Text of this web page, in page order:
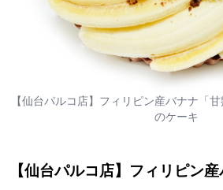
【仙台パルコ店】フィリピン産バナナ「
のケーキ
【仙台パルコ店】フィリピン産